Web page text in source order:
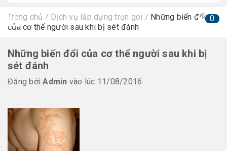
0
Trang chủ / Dịch vụ lắp dựng trọn gói / Những biến đổi
của cơ thể người sau khi bị sét đánh
Những biến đổi của cơ thể người sau khi bị
sét đánh
Đăng bởiAdmin vào lúc 11/08/2016